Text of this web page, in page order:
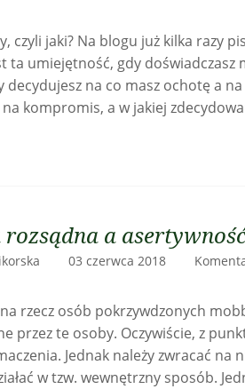
czyli jaki? Na blogu już kilka razy
ta umiejętność, gdy
decydujesz na co masz ochotę a
kompromis, a w jakiej
a
03 czerwca 2018
na rzecz osób pokrzywdzonych
przez te osoby. Oczywiście, z
Jednak należy zwracać na
w tzw. wewnętrzny sposób.